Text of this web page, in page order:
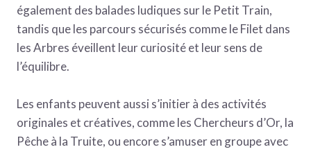
également des balades ludiques sur le Petit Train,
tandis que les parcours sécurisés comme le Filet dans
les Arbres éveillent leur curiosité et leur sens de
l’équilibre.
Les enfants peuvent aussi s’initier à des activités
originales et créatives, comme les Chercheurs d’Or, la
Pêche à la Truite, ou encore s’amuser en groupe avec